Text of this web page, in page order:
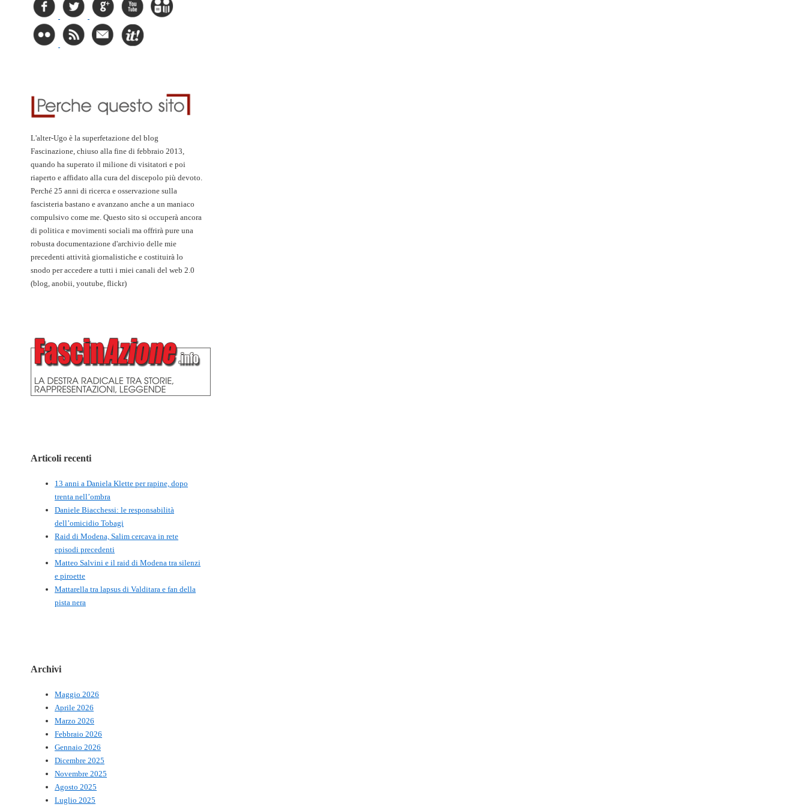
L'alter-Ugo è la superfetazione del blog
Fascinazione, chiuso alla fine di febbraio 2013,
quando ha superato il milione di visitatori e poi
riaperto e affidato alla cura del discepolo più devoto.
Perché 25 anni di ricerca e osservazione sulla
fascisteria bastano e avanzano anche a un maniaco
compulsivo come me. Questo sito si occuperà ancora
di politica e movimenti sociali ma offrirà pure una
robusta documentazione d'archivio delle mie
precedenti attività giornalistiche e costituirà lo
snodo per accedere a tutti i miei canali del web 2.0
(blog, anobii, youtube, flickr)
Articoli recenti
13 anni a Daniela Klette per rapine, dopo
trenta nell’ombra
Daniele Biacchessi: le responsabilità
dell’omicidio Tobagi
Raid di Modena, Salim cercava in rete
episodi precedenti
Matteo Salvini e il raid di Modena tra silenzi
e piroette
Mattarella tra lapsus di Valditara e fan della
pista nera
Archivi
Maggio 2026
Aprile 2026
Marzo 2026
Febbraio 2026
Gennaio 2026
Dicembre 2025
Novembre 2025
Agosto 2025
Luglio 2025